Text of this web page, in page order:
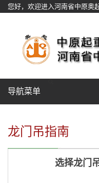
您好，欢迎进入河南省中原奥
导航菜单
龙门吊指南
选择龙门